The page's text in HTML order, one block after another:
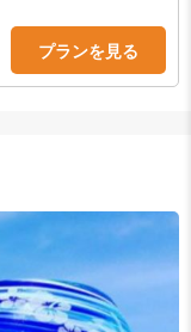
プランを見る